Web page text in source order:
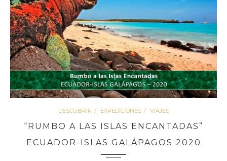
DESCUBRIR EXPEDICIONES VIAJES
“RUMBO A LAS ISLAS ENCANTADAS”
ECUADOR-ISLAS GALÁPAGOS 2020